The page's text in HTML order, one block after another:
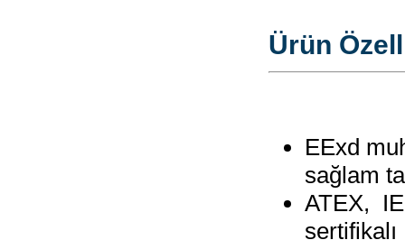
Ürün
EExd
sağlam
ATEX,
sertifikalı